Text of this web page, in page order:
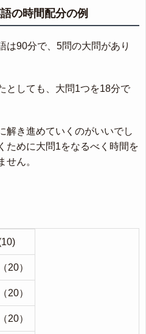
の時間配分の例
は90分で、5問の大問があり
としても、大問1つを18分で
解き進めていくのがいいでし
ために大問1をなるべく時間を
せん。
20）
20）
20）